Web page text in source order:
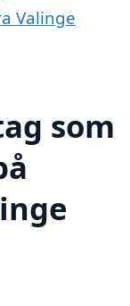
Valinge
som